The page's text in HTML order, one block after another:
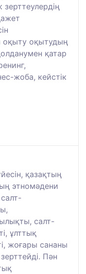
зерттеулердің
оқыту оқытудың
қатар
жоба, кейстік
қазақтың
этномәдени
салт-
ұлттық
жоғары сананы
Пән